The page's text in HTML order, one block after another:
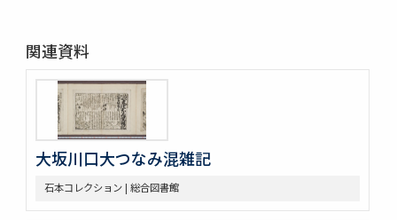
関連資料
大坂川口大つなみ混雑記
石本コレクション | 総合図書館